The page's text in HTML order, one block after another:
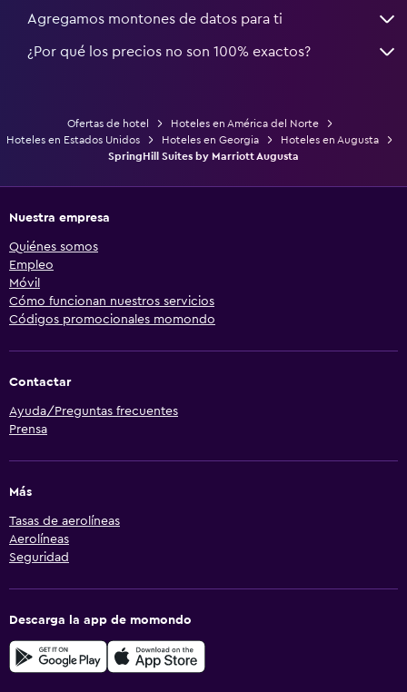
Agregamos montones de datos para ti
¿Por qué los precios no son 100% exactos?
Ofertas de hotel
Hoteles en América del Norte
Hoteles en Estados Unidos
Hoteles en Georgia
Hoteles en Augusta
SpringHill Suites by Marriott Augusta
Nuestra empresa
Quiénes somos
Empleo
Móvil
Cómo funcionan nuestros servicios
Códigos promocionales momondo
Contactar
Ayuda/Preguntas frecuentes
Prensa
Más
Tasas de aerolíneas
Aerolíneas
Seguridad
Descarga la app de momondo